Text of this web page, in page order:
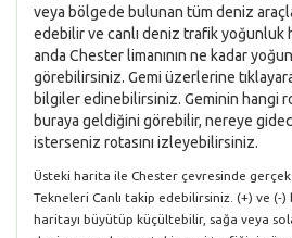
veya bölgede bulunan tüm deniz
edebilir ve canlı deniz trafik yoğunluk
anda Chester limanının ne kadar
görebilirsiniz. Gemi üzerlerine
bilgiler edinebilirsiniz. Geminin hangi
buraya geldiğini görebilir, nereye
isterseniz rotasını izleyebilirsiniz.
Üsteki harita ile Chester çevresinde
Tekneleri Canlı takip edebilirsiniz. (+) ve (-)
haritayı büyütüp küçültebilir, sağa veya